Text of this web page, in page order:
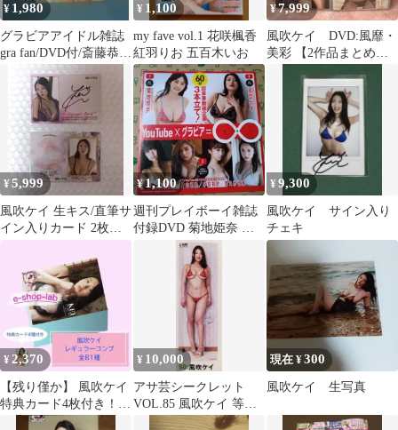
¥ 1,980
グラビアアイドル雑誌
gra fan/DVD付/斎藤恭
代/ちとせよしの★風吹
¥ 1,100
my fave vol.1 花咲楓香
紅羽りお 五百木いお
¥7,999
風吹ケイ DVD:風靡・
美彩 【2作品まとめ】
ブック付】
¥5,999
風吹ケイ 生キス/直筆サ
イン入りカード 2枚セ
ット
¥1,100
週刊プレイボーイ雑誌
付録DVD 菊地姫奈 風
吹ケイ 太原優乃 片山萌
¥9,300
風吹ケイ サイン入り
チェキ
¥2,370
【残り僅か】 風吹ケイ
特典カード4枚付き！レ
ギュラーコンプ 1束81
¥ 10,000
アサ芸シークレット
VOL.85 風吹ケイ 等身
現在 ¥300
風吹ケイ 生写真